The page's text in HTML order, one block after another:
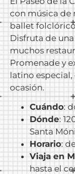
con música de
ballet
Disfruta de
muchos
Promenade y
latino
ocasión.
Cuándo:
Dónde:
Santa
Horario:
Viaja en
hasta el